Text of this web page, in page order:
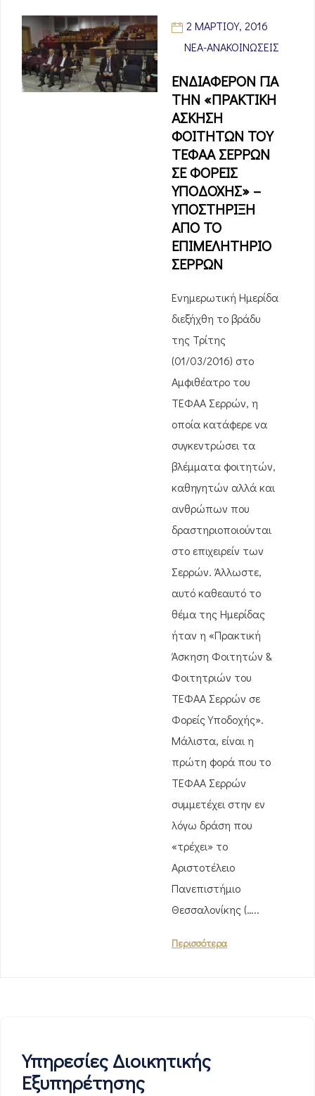
2 ΜΑΡΤΊΟΥ, 2016
ΝΈΑ-ΑΝΑΚΟΙΝΏΣΕΙΣ
ΕΝΔΙΑΦΕΡΟΝ ΓΙΑ
ΤΗΝ «ΠΡΑΚΤΙΚΗ
ΑΣΚΗΣΗ
ΦΟΙΤΗΤΩΝ ΤΟΥ
ΤΕΦΑΑ ΣΕΡΡΩΝ
ΣΕ ΦΟΡΕΙΣ
ΥΠΟΔΟΧΗΣ» –
ΥΠΟΣΤΗΡΙΞΗ
ΑΠΟ ΤΟ
ΕΠΙΜΕΛΗΤΗΡΙΟ
ΣΕΡΡΩΝ
Ενημερωτική Ημερίδα
διεξήχθη το βράδυ
της Τρίτης
(01/03/2016) στο
Αμφιθέατρο του
ΤΕΦΑΑ Σερρών, η
οποία κατάφερε να
συγκεντρώσει τα
βλέμματα φοιτητών,
καθηγητών αλλά και
ανθρώπων που
δραστηριοποιούνται
στο επιχειρείν των
Σερρών. Άλλωστε,
αυτό καθεαυτό το
θέμα της Ημερίδας
ήταν η «Πρακτική
Άσκηση Φοιτητών &
Φοιτητριών του
ΤΕΦΑΑ Σερρών σε
Φορείς Υποδοχής».
Μάλιστα, είναι η
πρώτη φορά που το
ΤΕΦΑΑ Σερρών
συμμετέχει στην εν
λόγω δράση που
«τρέχει» το
Αριστοτέλειο
Πανεπιστήμιο
Θεσσαλονίκης (…..
Περισσότερα
Υπηρεσίες Διοικητικής
Εξυπηρέτησης